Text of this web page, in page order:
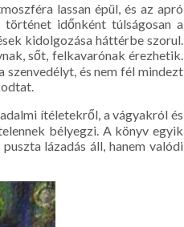
lassan épül, és az apró
időnként túlságosan a
kidolgozása háttérbe szorul.
sőt, felkavarónak érezhetik.
szenvedélyt, és nem fél mindezt
ítéletekről, a vágyakról és
bélyegzi. A könyv egyik
lázadás áll, hanem valódi